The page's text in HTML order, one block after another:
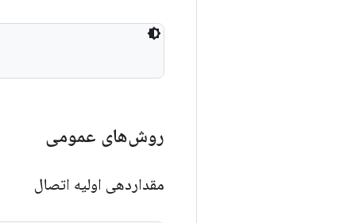
روش‌های عمومی
مقداردهی اولیه اتصال